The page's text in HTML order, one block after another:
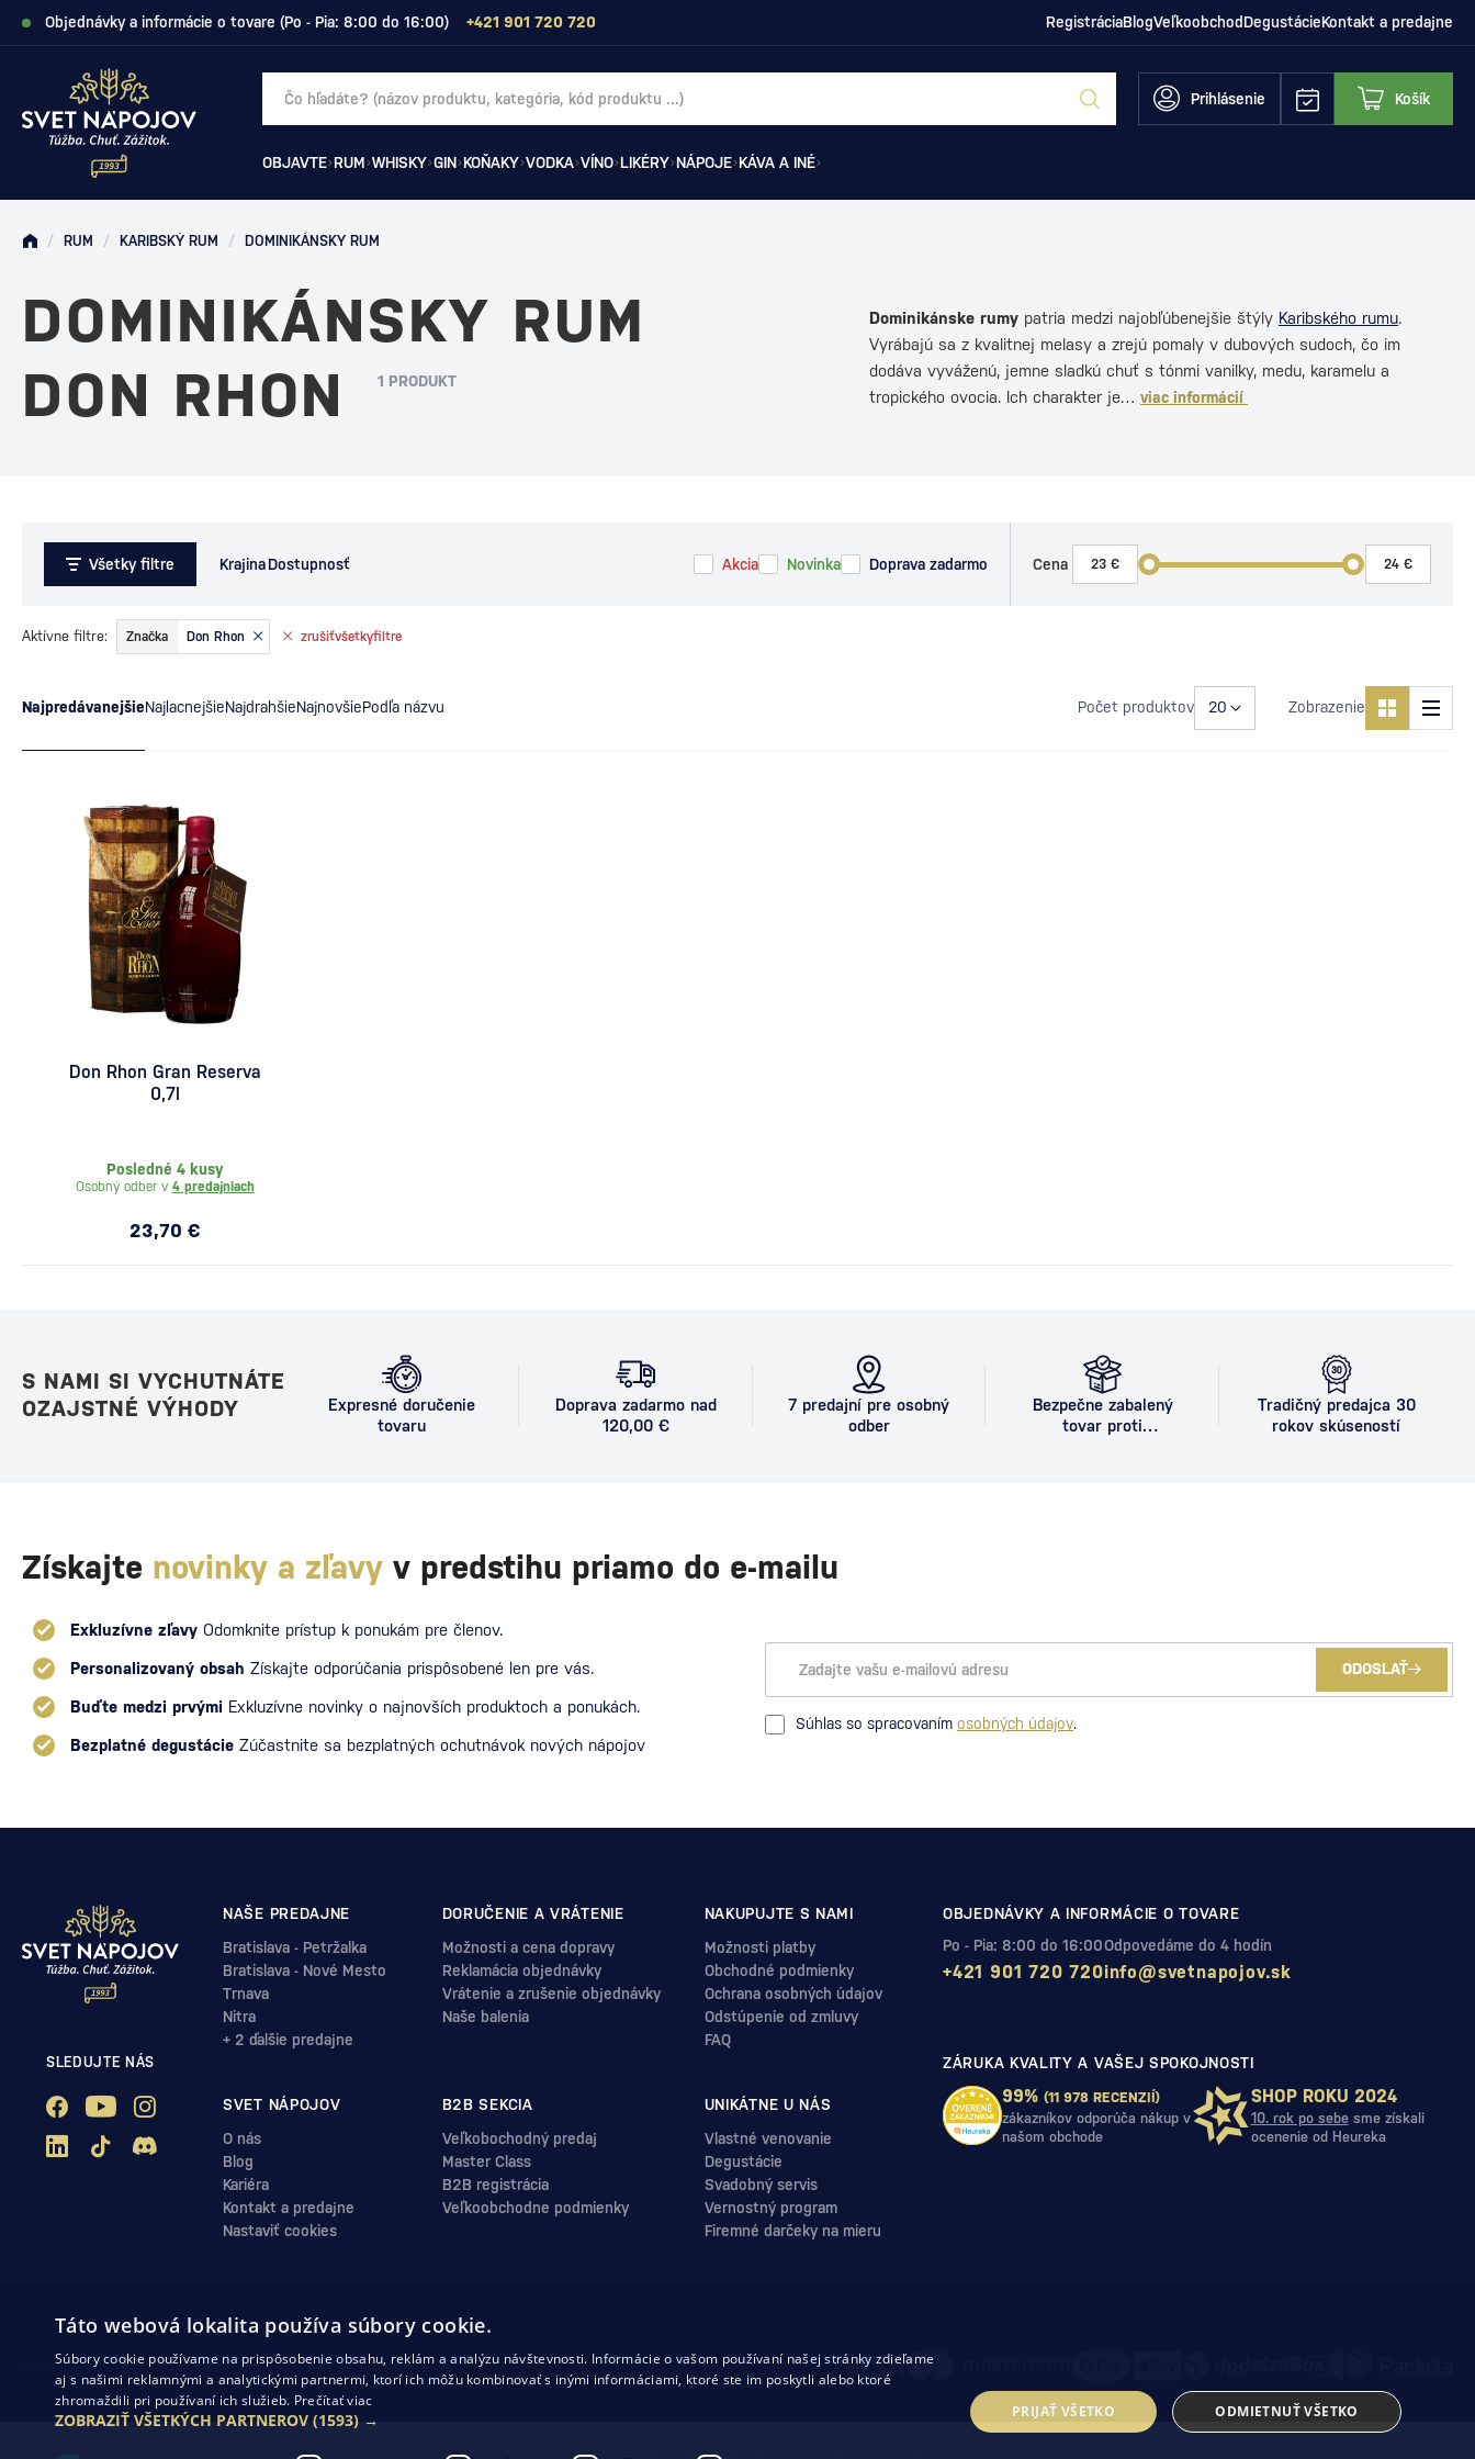
Objednávky a informácie o tovare (Po - Pia: 8:00 do 16:00) +421 901 720 720 RegistráciaBlogVeľkoobchodDegustácieKontakt a predajne
Prihlásenie Košík
OBJAVTE RUM WHISKY GIN KOŇAKY VODKA VÍNO LIKÉRY NÁPOJE KÁVA A INÉ
/ RUM / KARIBSKÝ RUM / DOMINIKÁNSKY RUM
DOMINIKÁNSKY RUM
DON RHON
1 PRODUKT
Dominikánske rumy patria medzi najobľúbenejšie štýly Karibského rumu.
Vyrábajú sa z kvalitnej melasy a zrejú pomaly v dubových sudoch, čo im
dodáva vyváženú, jemne sladkú chuť s tónmi vanilky, medu, karamelu a
tropického ovocia. Ich charakter je… viac informácií
Všetky filtre KrajinaDostupnosť Akcia Novinka Doprava zadarmo Cena
NajpredávanejšieNajlacnejšieNajdrahšieNajnovšiePodľa názvu Počet produktov Zobrazenie
zrušiťvšetkyfiltre
Aktívne filtre: Značka Don Rhon
Don Rhon Gran Reserva
0,7l
Posledné 4 kusy
Osobný odber v 4 predajniach
23,70 €
S NAMI SI VYCHUTNÁTE
OZAJSTNÉ VÝHODY
Expresné doručenie
tovaru
Doprava zadarmo nad
120,00 €
7 predajní pre osobný
odber
Bezpečne zabalený
tovar proti
Tradičný predajca 30
rokov skúseností
Získajte novinky a zľavy v predstihu priamo do e-mailu
Exkluzívne zľavy Odomknite prístup k ponukám pre členov.
Personalizovaný obsah Získajte odporúčania prispôsobené len pre vás.
Buďte medzi prvými Exkluzívne novinky o najnovších produktoch a ponukách.
Bezplatné degustácie Zúčastnite sa bezplatných ochutnávok nových nápojov
ODOSLAŤ
Súhlas so spracovaním osobných údajov.
SLEDUJTE NÁS
NAŠE PREDAJNE
Bratislava - Petržalka
Bratislava - Nové Mesto
Trnava
Nitra
+ 2 ďalšie predajne
DORUČENIE A VRÁTENIE
Možnosti a cena dopravy
Reklamácia objednávky
Vrátenie a zrušenie objednávky
Naše balenia
NAKUPUJTE S NAMI
Možnosti platby
Obchodné podmienky
Ochrana osobných údajov
Odstúpenie od zmluvy
FAQ
SVET NÁPOJOV
O nás
Blog
Kariéra
Kontakt a predajne
Nastaviť cookies
B2B SEKCIA
Veľkobochodný predaj
Master Class
B2B registrácia
Veľkoobchodne podmienky
UNIKÁTNE U NÁS
Vlastné venovanie
Degustácie
Svadobný servis
Vernostný program
Firemné darčeky na mieru
OBJEDNÁVKY A INFORMÁCIE O TOVARE
Po - Pia: 8:00 do 16:00
+421 901 720 720
Odpovedáme do 4 hodín
info@svetnapojov.sk
ZÁRUKA KVALITY A VAŠEJ SPOKOJNOSTI
99% (11 978 RECENZIÍ)
zákazníkov odporúča nákup v
našom obchode
SHOP ROKU 2024
10. rok po sebesme získali
ocenenie od Heureka
Ochrana osobných údajovObchodné podmienkyOdstúpenie od zmluvy
Táto webová lokalita používa súbory cookie.
Súbory cookie používame na prispôsobenie obsahu, reklám a analýzu návštevnosti. Informácie o vašom používaní našej stránky zdieľame
aj s našimi reklamnými a analytickými partnermi, ktorí ich môžu kombinovať s inými informáciami, ktoré ste im poskytli alebo ktoré
zhromaždili pri používaní ich služieb. Prečítať viac
ZOBRAZIŤ VŠETKÝCH PARTNEROV (1593) → PRIJAŤ VŠETKO ODMIETNUŤ VŠETKO